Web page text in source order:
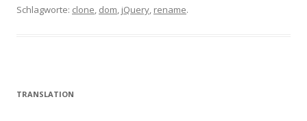
Schlagworte: clone, dom, jQuery, rename.
TRANSLATION